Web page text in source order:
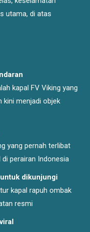
utama, di atas
kapal FV Viking yang
kini menjadi objek
yang pernah terlibat
perairan Indonesia
dikunjungi
kapal rapuh ombak
resmi